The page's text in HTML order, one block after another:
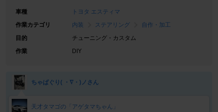
車種
トヨタ エスティマ
作業カテゴリ
内装 ステアリング
自作・加工
目的
チューニング・カスタム
作業
DIY
ちゃぱぐり( ・∇・)ノさん
天才タマゴの「アゲタマちゃん」